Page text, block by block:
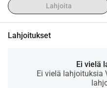
Lahjoita
Lahjoitukset
Ei vielä
Ei vielä lahjoituksia